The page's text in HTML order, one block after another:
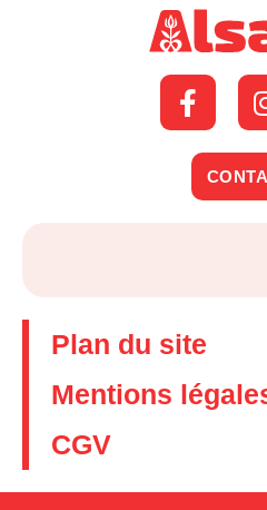
Plan du site
Mentions
CGV